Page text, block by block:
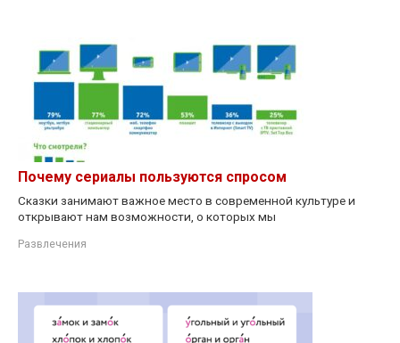
Почему сериалы пользуются спросом
Сказки занимают важное место в современной культуре и
открывают нам возможности, о которых мы
Развлечения